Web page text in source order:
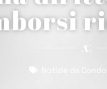
Notizie da